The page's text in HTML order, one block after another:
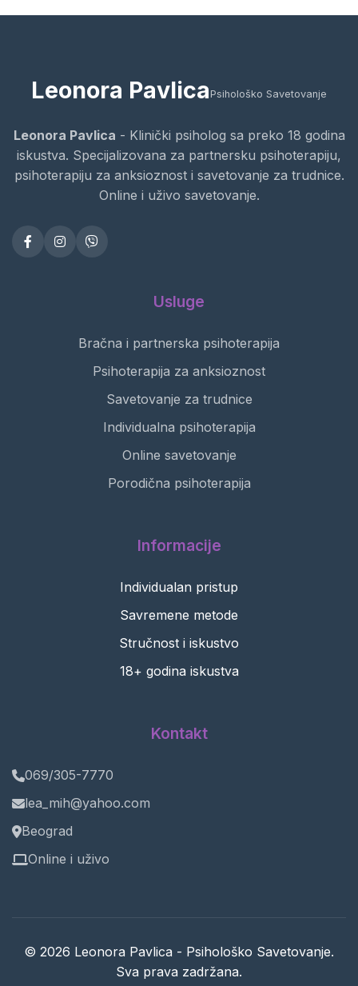
Leonora Pavlica Psihološko Savetovanje
Leonora Pavlica - Klinički psiholog sa preko 18 godina
iskustva. Specijalizovana za partnersku psihoterapiju,
psihoterapiju za anksioznost i savetovanje za trudnice.
Online i uživo savetovanje.
Usluge
Bračna i partnerska psihoterapija
Psihoterapija za anksioznost
Savetovanje za trudnice
Individualna psihoterapija
Online savetovanje
Porodična psihoterapija
Informacije
Individualan pristup
Savremene metode
Stručnost i iskustvo
18+ godina iskustva
Kontakt
069/305-7770
lea_mih@yahoo.com
Beograd
Online i uživo
© 2026 Leonora Pavlica - Psihološko Savetovanje.
Sva prava zadržana.